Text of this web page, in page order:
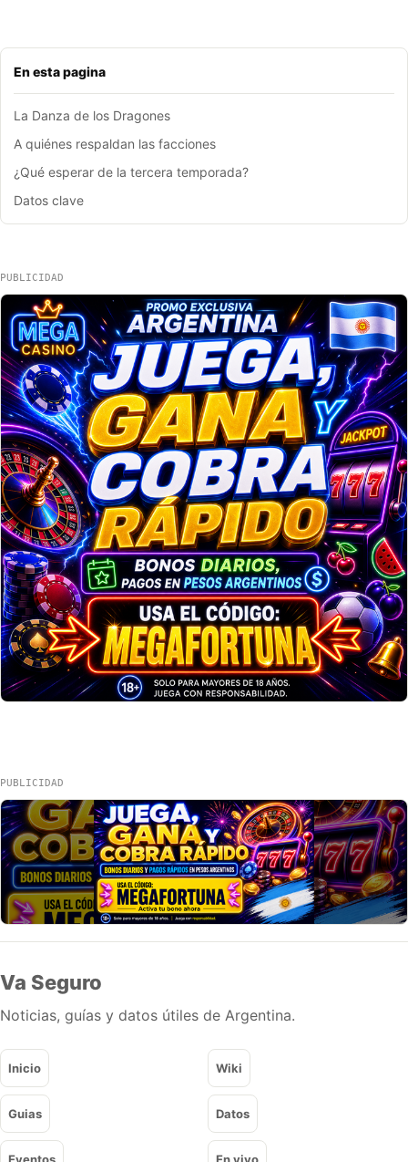
En esta pagina
La Danza de los Dragones
A quiénes respaldan las facciones
¿Qué esperar de la tercera temporada?
Datos clave
PUBLICIDAD
PUBLICIDAD
Va Seguro
Noticias, guías y datos útiles de Argentina.
Inicio Wiki
Guias Datos